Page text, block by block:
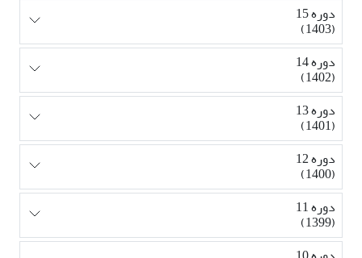
دوره 15
(1403)
دوره 14
(1402)
دوره 13
(1401)
دوره 12
(1400)
دوره 11
(1399)